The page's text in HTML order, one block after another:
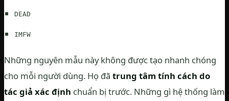
DEAD
IMFW
Những nguyên mẫu này không được tạo nhanh chóng
cho mỗi người dùng. Họ đã trung tâm tính cách do
tác giả xác định chuẩn bị trước. Những gì hệ thống làm